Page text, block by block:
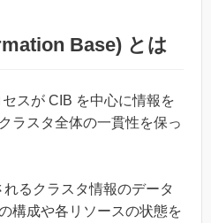
Base) とは
スが CIB を中心に情報を
ラスタ全体の一貫性を保っ
るクラスタ情報のデータ
構成や各リソースの状態を